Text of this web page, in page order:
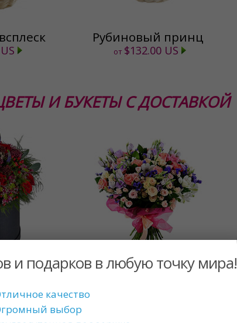
Рубиновый принц
от $132.00 US
И БУКЕТЫ С ДОСТАВКОЙ
Антураж
и подарков в любую точку мира!
качество
выбор